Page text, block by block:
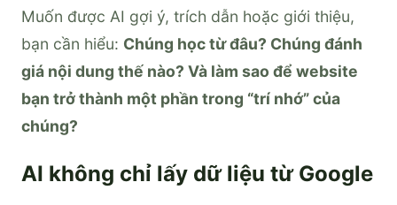
Muốn được AI gợi ý, trích dẫn hoặc giới thiệu,
bạn cần hiểu: Chúng học từ đâu? Chúng đánh
giá nội dung thế nào? Và làm sao để website
bạn trở thành một phần trong “trí nhớ” của
chúng?
AI không chỉ lấy dữ liệu từ Google